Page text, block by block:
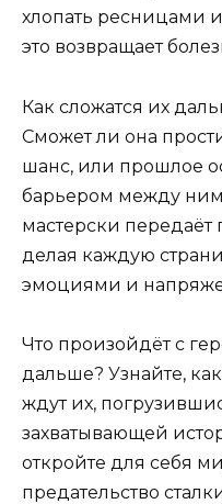
хлопать ресницами
это возвращает
Как сложатся их
Сможет ли она
шанс, или прошлое
барьером между
мастерски
делая каждую
эмоциями и
Что произойдёт с
дальше? Узнайте,
ждут их,
захватывающей
откройте для себя
предательство